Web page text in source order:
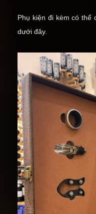
Phụ kiện đi kèm có thể
dưới đây.